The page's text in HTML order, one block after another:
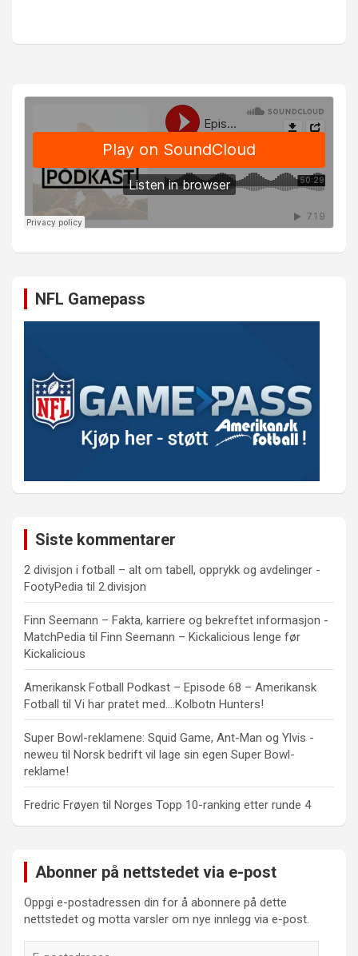
NFL Gamepass
Siste kommentarer
2 divisjon i fotball – alt om tabell, opprykk og avdelinger -
FootyPedia til 2.divisjon
Finn Seemann – Fakta, karriere og bekreftet informasjon -
MatchPedia til Finn Seemann – Kickalicious lenge før
Kickalicious
Amerikansk Fotball Podkast – Episode 68 – Amerikansk
Fotball til Vi har pratet med….Kolbotn Hunters!
Super Bowl-reklamene: Squid Game, Ant-Man og Ylvis -
neweu til Norsk bedrift vil lage sin egen Super Bowl-
reklame!
Fredric Frøyen til Norges Topp 10-ranking etter runde 4
Abonner på nettstedet via e-post
Oppgi e-postadressen din for å abonnere på dette
nettstedet og motta varsler om nye innlegg via e-post.